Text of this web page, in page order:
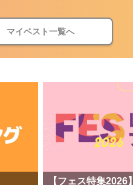
マイベスト一覧へ
【フェス特集2026】